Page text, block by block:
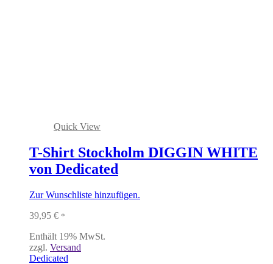
Quick View
T-Shirt Stockholm DIGGIN WHITE
von Dedicated
Zur Wunschliste hinzufügen.
39,95 € *
Enthält 19% MwSt.
zzgl. Versand
Dedicated